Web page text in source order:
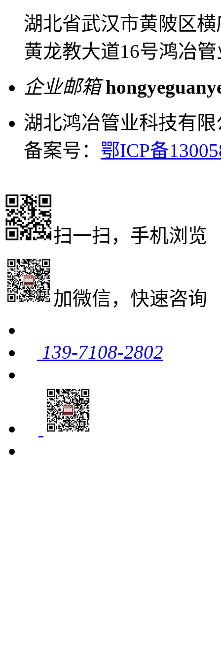
湖北省武汉市黄陂区
黄龙教大道16号鸿冶
企业邮箱
湖北鸿冶管业科技有
备案号： 鄂ICP备
扫一扫，手机浏览
加微信，快速咨询
139-7108-2802